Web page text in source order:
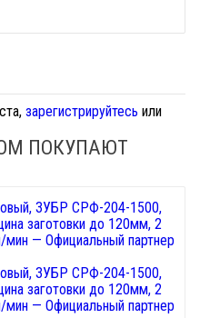
зарегистрируйтесь или
ПОКУПАЮТ